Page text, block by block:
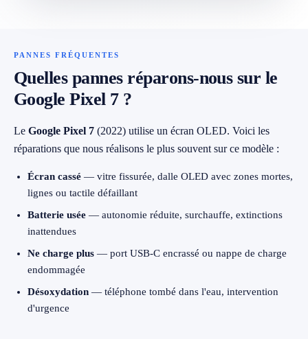
PANNES FRÉQUENTES
Quelles pannes réparons-nous sur le
Google Pixel 7 ?
Le Google Pixel 7 (2022) utilise un écran OLED. Voici les
réparations que nous réalisons le plus souvent sur ce modèle :
Écran cassé — vitre fissurée, dalle OLED avec zones mortes,
lignes ou tactile défaillant
Batterie usée — autonomie réduite, surchauffe, extinctions
inattendues
Ne charge plus — port USB-C encrassé ou nappe de charge
endommagée
Désoxydation — téléphone tombé dans l'eau, intervention
d'urgence